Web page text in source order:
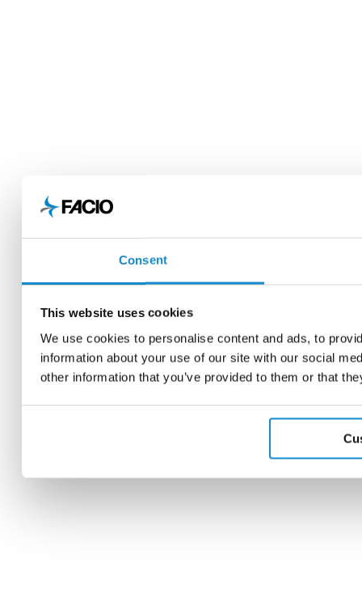
Consent
This website uses cookies
We use cookies to personalise content and ads, to
information about your use of our site with our social
other information that you’ve provided to them or that